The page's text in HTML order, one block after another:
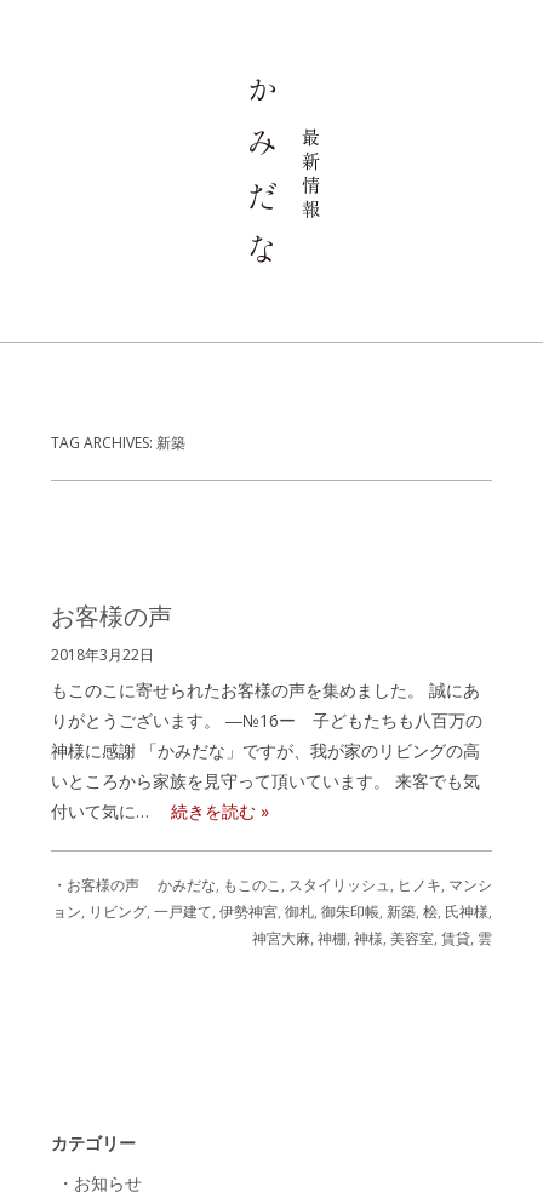
TAG ARCHIVES: 新築
お客様の声
2018年3月22日
もこのこに寄せられたお客様の声を集めました。 誠にあ
りがとうございます。 ―№16ー 子どもたちも八百万の
神様に感謝 「かみだな」ですが、我が家のリビングの高
いところから家族を見守って頂いています。 来客でも気
付いて気に…
続きを読む »
・お客様の声 かみだな, もこのこ , スタイリッシュ, ヒノキ, マンシ
ョン, リビング, 一戸建て, 伊勢神宮, 御札, 御朱印帳, 新築, 桧, 氏神様,
神宮大麻, 神棚, 神様, 美容室, 賃貸, 雲
カテゴリー
・お知らせ